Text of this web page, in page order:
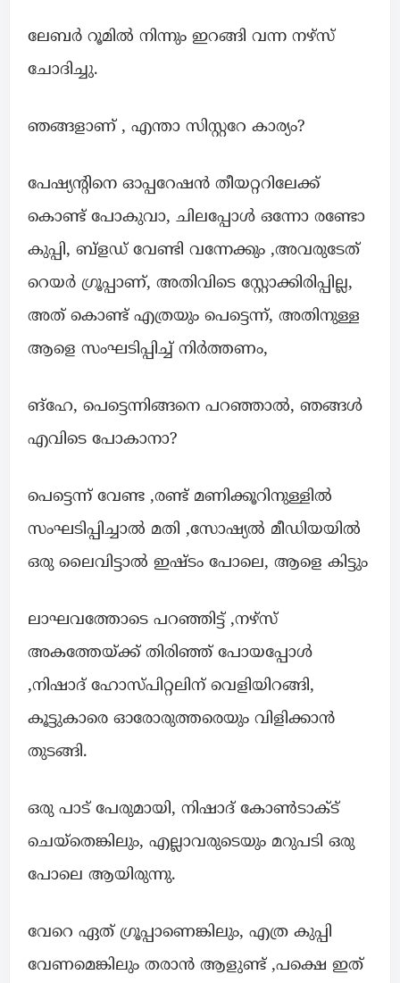
ലേബർ റൂമിൽ നിന്നും ഇറങ്ങി വന്ന നഴ്സ്
ചോദിച്ചു.
ഞങ്ങളാണ് , എന്താ സിസ്റ്ററേ കാര്യം?
പേഷ്യൻ്റിനെ ഓപ്പറേഷൻ തീയറ്ററിലേക്ക്
കൊണ്ട് പോകുവാ, ചിലപ്പോൾ ഒന്നോ രണ്ടോ
കുപ്പി, ബ്ളഡ് വേണ്ടി വന്നേക്കും ,അവരുടേത്
റെയർ ഗ്രൂപ്പാണ്, അതിവിടെ സ്റ്റോക്കിരിപ്പില്ല,
അത് കൊണ്ട് എത്രയും പെട്ടെന്ന്, അതിനുള്ള
ആളെ സംഘടിപ്പിച്ച് നിർത്തണം,
ങ്ഹേ, പെട്ടെന്നിങ്ങനെ പറഞ്ഞാൽ, ഞങ്ങൾ
എവിടെ പോകാനാ?
പെട്ടെന്ന് വേണ്ട ,രണ്ട് മണിക്കൂറിനുള്ളിൽ
സംഘടിപ്പിച്ചാൽ മതി ,സോഷ്യൽ മീഡിയയിൽ
ഒരു ലൈവിട്ടാൽ ഇഷ്ടം പോലെ, ആളെ കിട്ടും
ലാഘവത്തോടെ പറഞ്ഞിട്ട് ,നഴ്സ്
അകത്തേയ്ക്ക് തിരിഞ്ഞ് പോയപ്പോൾ
,നിഷാദ് ഹോസ്പിറ്റലിന് വെളിയിറങ്ങി,
കൂട്ടുകാരെ ഓരോരുത്തരെയും വിളിക്കാൻ
തുടങ്ങി.
ഒരു പാട് പേരുമായി, നിഷാദ് കോൺടാക്ട്
ചെയ്തെങ്കിലും, എല്ലാവരുടെയും മറുപടി ഒരു
പോലെ ആയിരുന്നു.
വേറെ ഏത് ഗ്രൂപ്പാണെങ്കിലും, എത്ര കുപ്പി
വേണമെങ്കിലും തരാൻ ആളുണ്ട് ,പക്ഷെ ഇത്